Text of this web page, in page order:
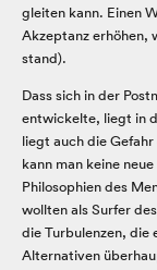
gleiten kann. Einen
Akzeptanz erhöhen,
stand).
Dass sich in der
entwickelte, liegt in
liegt auch die
kann man keine
Philosophien des
wollten als Surfer
die Turbulenzen, die
Alternativen